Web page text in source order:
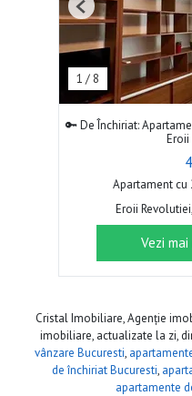
1 / 8
Previous
🔑 De Închiriat:
Eroii
Apartament cu
Eroii
Vezi
Cristal Imobiliare, Agenție
imobiliare, actualizate la zi,
vânzare Bucuresti,
de închiriat Bucuresti,
apartamente